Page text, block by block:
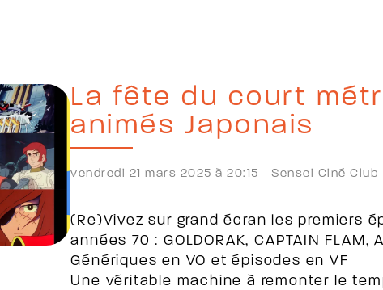
La fête du court
animés Japonais
vendredi 21 mars 2025 à 20:15 -Sensei Ciné Club
(Re)Vivez sur grand écran les premiers
années 70 : GOLDORAK, CAPTAIN FLAM,
Génériques en VO et épisodes en VF
Une véritable machine à remonter le